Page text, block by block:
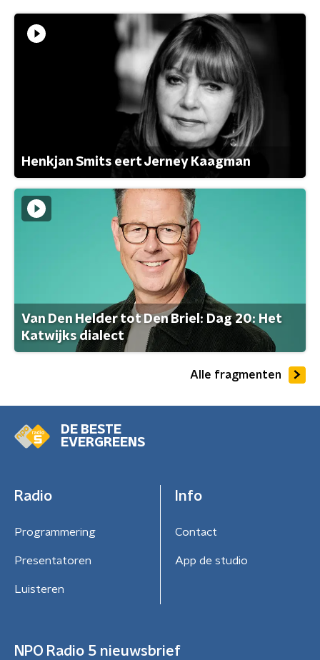
Henkjan Smits eert Jerney Kaagman
Van Den Helder tot Den Briel: Dag 20: Het
Katwijks dialect
Alle fragmenten
DE BESTE
EVERGREENS
Radio
Programmering
Presentatoren
Luisteren
Info
Contact
App de studio
NPO Radio 5 nieuwsbrief